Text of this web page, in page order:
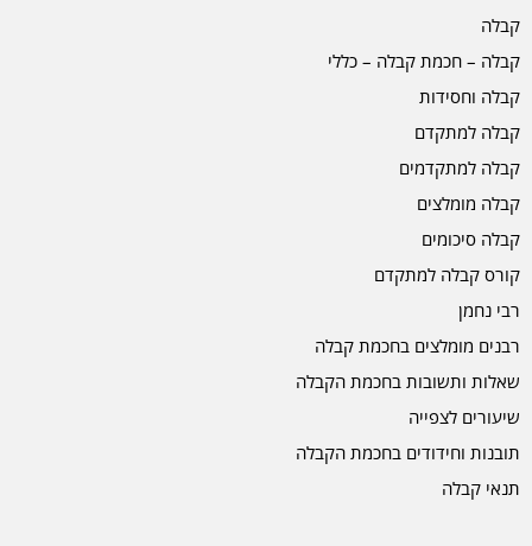
קבלה
קבלה – חכמת קבלה – כללי
קבלה וחסידות
קבלה למתקדם
קבלה למתקדמים
קבלה מומלצים
קבלה סיכומים
קורס קבלה למתקדם
רבי נחמן
רבנים מומלצים בחכמת קבלה
שאלות ותשובות בחכמת הקבלה
שיעורים לצפייה
תובנות וחידודים בחכמת הקבלה
תנאי קבלה